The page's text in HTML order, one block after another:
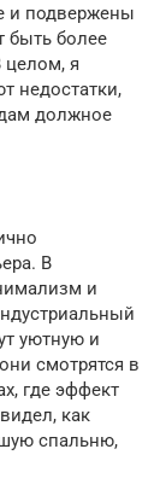
и подвержены
быть более
целом, я
недостатки,
должное
В
и
уютную и
смотрятся в
где эффект
как
спальню,